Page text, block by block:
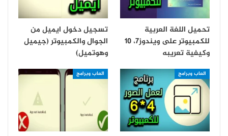
تحميل اللغة العربية
للكمبيوتر على ويندوز7، 10
وكيفية تعريبه
تسجيل دخول ايميل من
الجوال والكمبيوتر (جيميل
وهوتميل)
العاب وبرامج العاب وبرامج